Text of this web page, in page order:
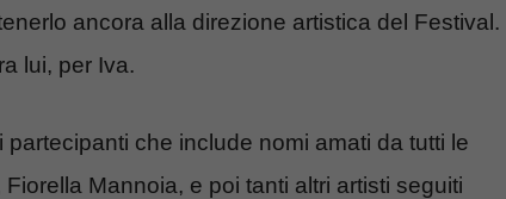
ancora alla direzione artistica del Festival.
lui, per Iva.
che include nomi amati da tutti le
Mannoia, e poi tanti altri artisti seguiti